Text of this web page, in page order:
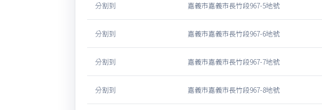
分割到 嘉義市嘉義市長竹段967-5地號
分割到 嘉義市嘉義市長竹段967-6地號
分割到 嘉義市嘉義市長竹段967-7地號
分割到 嘉義市嘉義市長竹段967-8地號